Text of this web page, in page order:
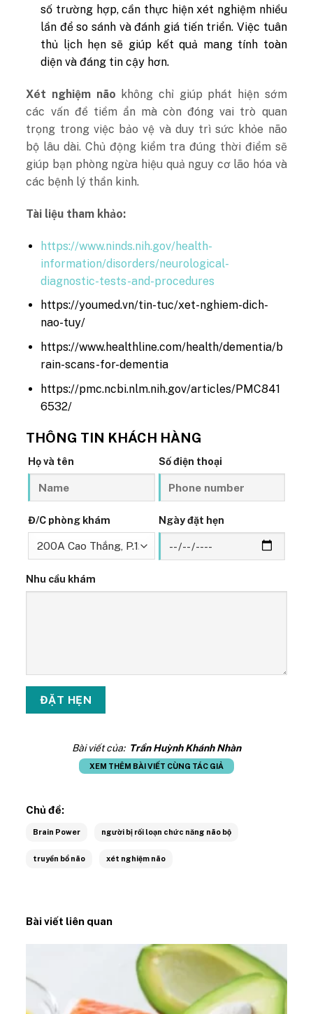
số trường hợp, cần thực hiện xét nghiệm nhiều
lần để so sánh và đánh giá tiến triển. Việc tuân
thủ lịch hẹn sẽ giúp kết quả mang tính toàn
diện và đáng tin cậy hơn.
Xét nghiệm não không chỉ giúp phát hiện sớm
các vấn đề tiềm ẩn mà còn đóng vai trò quan
trọng trong việc bảo vệ và duy trì sức khỏe não
bộ lâu dài. Chủ động kiểm tra đúng thời điểm sẽ
giúp bạn phòng ngừa hiệu quả nguy cơ lão hóa và
các bệnh lý thần kinh.
Tài liệu tham khảo:
https://www.ninds.nih.gov/health-
information/disorders/neurological-
diagnostic-tests-and-procedures
https://youmed.vn/tin-tuc/xet-nghiem-dich-
nao-tuy/
https://www.healthline.com/health/dementia/b
rain-scans-for-dementia
https://pmc.ncbi.nlm.nih.gov/articles/PMC841
6532/
THÔNG TIN KHÁCH HÀNG
Họ và tên Số điện thoại
Đ/C phòng khám Ngày đặt hẹn
Nhu cầu khám
Bài viết của: Trần Huỳnh Khánh Nhàn
XEM THÊM BÀI VIẾT CÙNG TÁC GIẢ
Chủ đề:
Brain Power người bị rối loạn chức năng não bộ
truyền bổ não xét nghiệm não
Bài viết liên quan